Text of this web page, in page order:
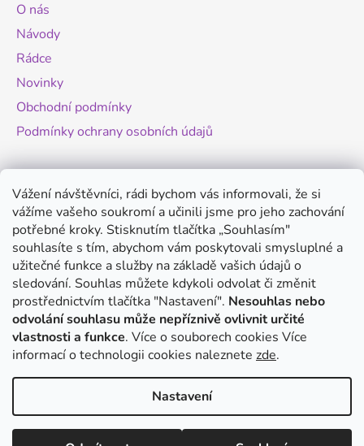
Vážení návštěvníci, rádi bychom vás informovali, že si
vážíme vašeho soukromí a učinili jsme pro jeho zachování
potřebné kroky. Stisknutím tlačítka „Souhlasím"
souhlasíte s tím, abychom vám poskytovali smysluplné a
užitečné funkce a služby na základě vašich údajů o
sledování. Souhlas můžete kdykoli odvolat či změnit
prostřednictvím tlačítka "Nastavení". Nesouhlas nebo
odvolání souhlasu může nepříznivě ovlivnit určité
vlastnosti a funkce. Více o souborech cookies Více
informací o technologii cookies naleznete zde.
Nastavení
O nás
Návody
Rádce
Novinky
Obchodní podmínky
Podmínky ochrany osobních údajů
Novinky
Změny legislativy pro provoz dronů - od
1.9.2025
20.8.2025
Antigravity A1 - revoluční minidron s 360°
kamerou
20.8.2025
DJI Mini 5 Pro - co víme o novém modelu?
Vytvořil Shoptet